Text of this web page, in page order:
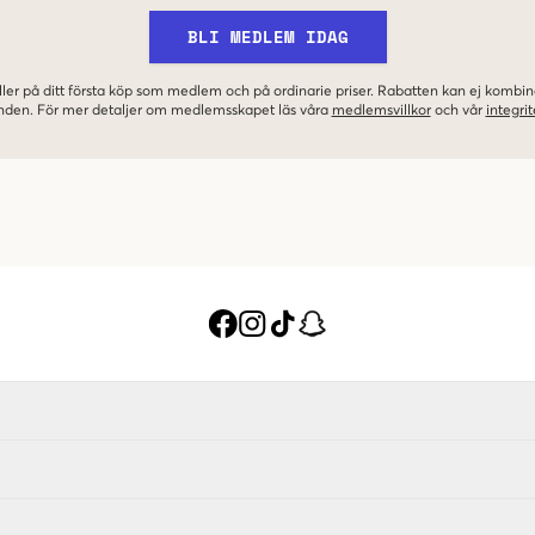
BLI MEDLEM IDAG
på ditt första köp som medlem och på ordinarie priser. Rabatten kan ej
För mer detaljer om medlemsskapet läs våra medlemsvillkor och vår